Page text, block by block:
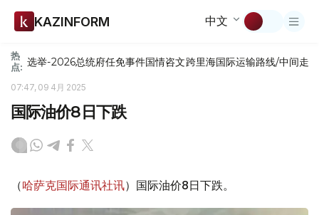
KAZINFORM 中文
热
点: 选举-2026总统府任免事件国情咨文跨里海国际运输路线/中间走廊
07:47, 09 4月 2025
国际油价8日下跌
（哈萨克国际通讯社讯）国际油价8日下跌。